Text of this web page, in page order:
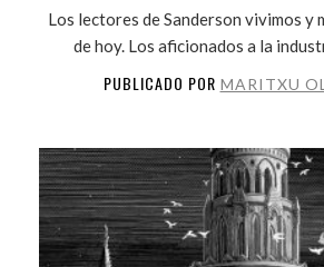
Los lectores de Sanderson vivimos y
de hoy. Los aficionados a la
PUBLICADO POR MARITXU